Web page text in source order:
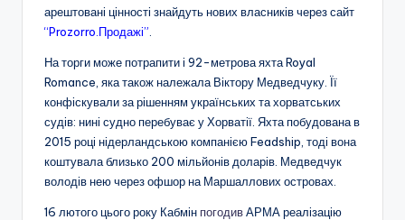
арештовані цінності знайдуть нових власників через сайт
“Prozorro.Продажі”
На торги може потрапити і 92-метроваяхтаRoyal
Romance, яка також належала Віктору Медведчуку. Її
конфіскували за рішенням українських та хорватських
судів: нині судно перебуває у Хорватії. Яхта побудована в
2015 році нідерландською компанією Feadship, тоді вона
коштувала близько 200 мільйонів доларів. Медведчук
володів нею через офшор на Маршаллових островах.
16 лютого цього року Кабмін погодивАРМА реалізацію